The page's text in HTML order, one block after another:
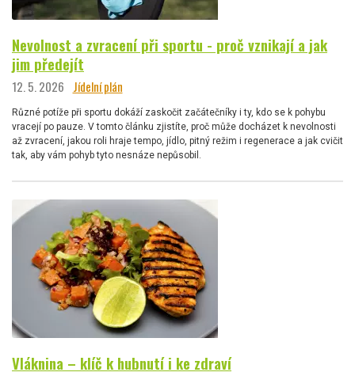
Nevolnost a zvracení při sportu - proč vznikají a jak
jim předejít
12. 5. 2026 Jídelní plán
Různé potíže při sportu dokáží zaskočit začátečníky i ty, kdo se k pohybu
vracejí po pauze. V tomto článku zjistíte, proč může docházet k nevolnosti
až zvracení, jakou roli hraje tempo, jídlo, pitný režim i regenerace a jak cvičit
tak, aby vám pohyb tyto nesnáze nepůsobil.
Vláknina – klíč k hubnutí i ke zdraví